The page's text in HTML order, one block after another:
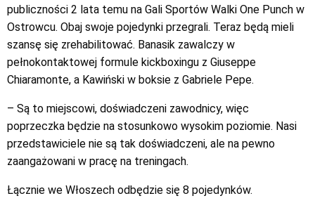
publiczności 2 lata temu na Gali Sportów Walki One Punch w
Ostrowcu. Obaj swoje pojedynki przegrali. Teraz będą mieli
szansę się zrehabilitować. Banasik zawalczy w
pełnokontaktowej formule kickboxingu z Giuseppe
Chiaramonte, a Kawiński w boksie z Gabriele Pepe.
– Są to miejscowi, doświadczeni zawodnicy, więc
poprzeczka będzie na stosunkowo wysokim poziomie. Nasi
przedstawiciele nie są tak doświadczeni, ale na pewno
zaangażowani w pracę na treningach.
Łącznie we Włoszech odbędzie się 8 pojedynków.